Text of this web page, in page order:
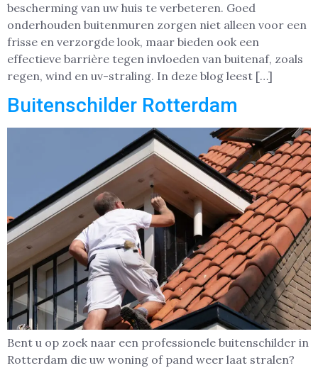
bescherming van uw huis te verbeteren. Goed
onderhouden buitenmuren zorgen niet alleen voor een
frisse en verzorgde look, maar bieden ook een
effectieve barrière tegen invloeden van buitenaf, zoals
regen, wind en uv-straling. In deze blog leest […]
Buitenschilder Rotterdam
Bent u op zoek naar een professionele buitenschilder in
Rotterdam die uw woning of pand weer laat stralen?